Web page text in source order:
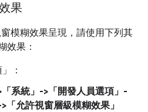
果
模糊效果呈現，請使用下列其
效果：
：
系統」->「開發人員選項」-
「允許視窗層級模糊效果」